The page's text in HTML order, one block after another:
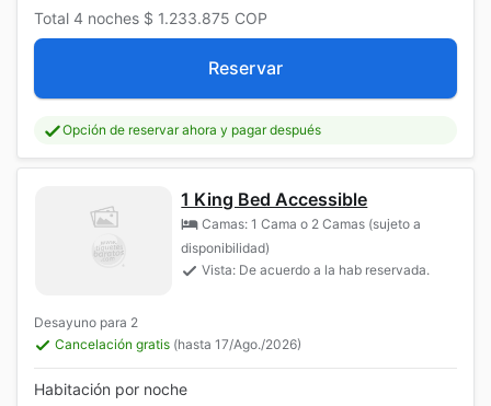
Total 4 noches $ 1.233.875 COP
Reservar
Opción de reservar ahora y pagar después
1 King Bed Accessible
Camas: 1 Cama o 2 Camas (sujeto a
disponibilidad)
Vista: De acuerdo a la hab reservada.
Desayuno para 2
Cancelación gratis (hasta 17/Ago./2026)
Habitación por noche